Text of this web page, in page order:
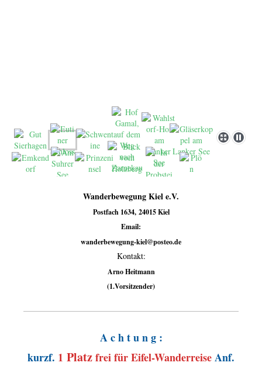
Wanderbewegung Kiel e.V.
Postfach 1634, 24015 Kiel
Email:
wanderbewegung-kiel@posteo.de
Kontakt:
Arno Heitmann
(1.Vorsitzender)
A c h t u n g :
kurzf. 1 Platzfrei für Eifel-WanderreiseAnf.